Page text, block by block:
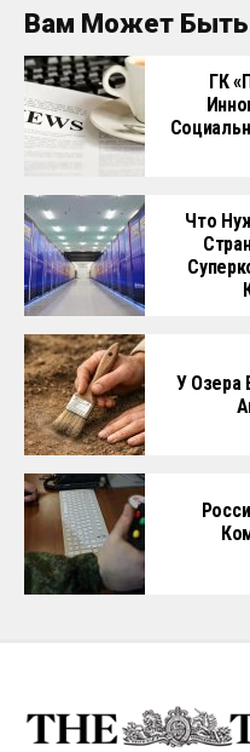
Вам Может Быть
ГК
Что
У Озера